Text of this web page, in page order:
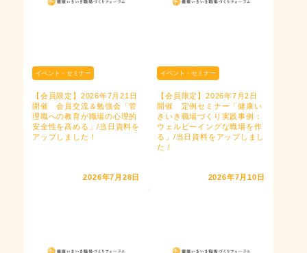
イベント・セミナー
【会員限定】2026年7月21日
開催 会員交流＆勉強会「管
理職への教育が職場の心理的
安全性を高める」/当日資料を
アップしました！
2026年7月28日
イベント・セミナー
【会員限定】2026年7月2日
開催 定例セミナー「健康い
きいき職場づくり実践事例：
ウェルビーイングな職場を作
る」/当日資料をアップしまし
た！
2026年7月10日